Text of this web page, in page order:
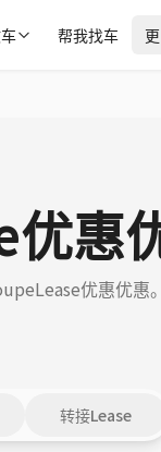
帮我找车
惠
优惠优惠
转接Lease